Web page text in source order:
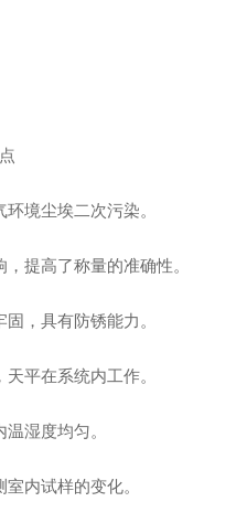
环境尘埃二次污染。
，提高了称量的准确性。
固，具有防锈能力 。
天平在系统内工作。
温湿度均匀。
室内试样的变化。